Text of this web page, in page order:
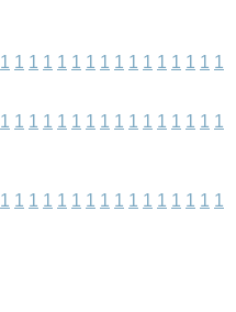
1 1 1 1 1 1 1 1 1 1 1 1 1 1 1 1
1 1 1 1 1 1 1 1 1 1 1 1 1 1 1 1
1 1 1 1 1 1 1 1 1 1 1 1 1 1 1 1